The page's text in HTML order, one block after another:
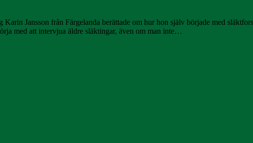
Jansson från Färgelanda berättade om hur hon själv började med
med att intervjua äldre släktingar, även om man inte…